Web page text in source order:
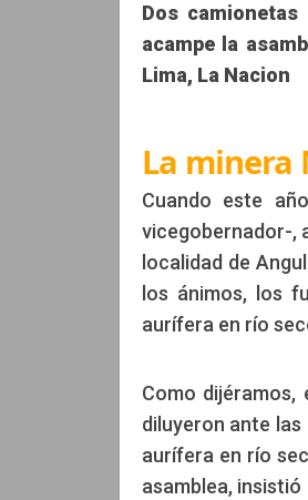
Dos
acampe la
Lima, La Nacion
La minera
Cuando este
vicegobernador-,
localidad de
los ánimos, los
aurífera en río
Como
diluyeron ante
aurífera en río
asamblea,